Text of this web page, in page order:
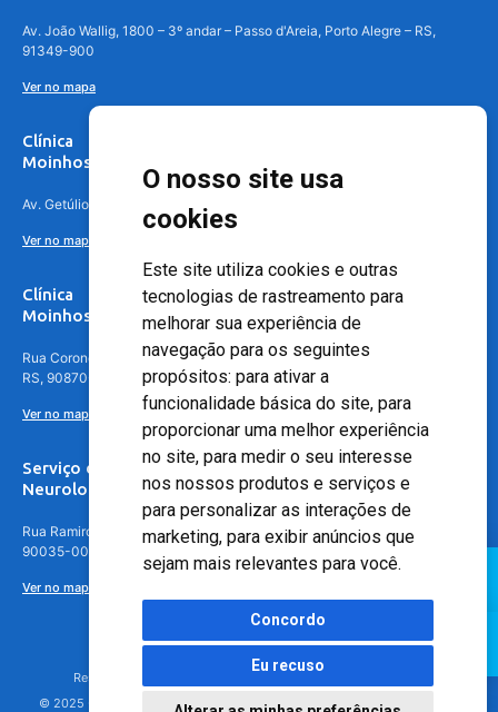
O nosso site usa
cookies
Este site utiliza cookies e outras
tecnologias de rastreamento para
melhorar sua experiência de
navegação para os seguintes
propósitos: para ativar a
funcionalidade básica do site, para
proporcionar uma melhor experiência
no site, para medir o seu interesse
nos nossos produtos e serviços e
para personalizar as interações de
marketing, para exibir anúncios que
sejam mais relevantes para você.
Concordo
Eu recuso
Av. João Wallig, 1800 – 3º andar – Passo d'Areia, Porto Alegre – RS,
91349-900
Ver no mapa
Clínica
Moinhos de Vento Canoas
Av. Getúlio Vargas, 4841 – Centro, Canoas – RS, 92010-010
Ver no mapa
Clínica
Moinhos de Vento - Teresópolis
Rua Coronel Aparício Borges, 250 - 3º andar - Teresópolis, Porto Alegre -
RS, 90870-016
Ver no mapa
Serviço de
Neurologia
Rua Ramiro Barcelos, 630 – 5º andar – Floresta, Porto Alegre – RS,
90035-001
Ver no mapa
Responsável Técnico: Dr. Luiz Antonio Nasi - CREMERS 11217
© 2025 - Hospital Moinhos de Vento - Registro Empresa (CRM-RS): 425